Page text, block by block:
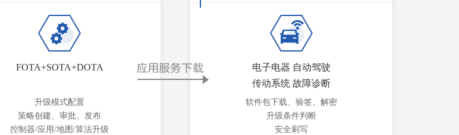
FOTA+SOTA+DOTA
升级模式配置
策略创建、审批、发布
控制器/应用/地图/算法升级
电子电器 自动驾驶
传动系统 故障诊断
软件包下载、验签、解密
升级条件判断
安全刷写